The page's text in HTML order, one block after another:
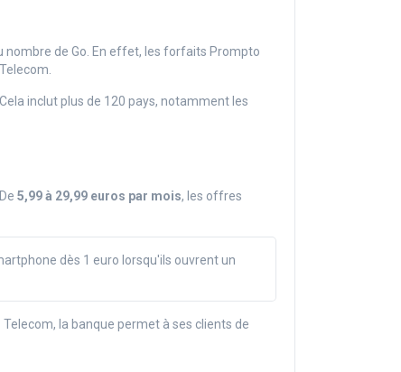
nombre de Go. En effet, les forfaits Prompto
inclut plus de 120 pays, notamment les
. De 5,99 à 29,99 euros par mois, les offres
dès 1 euro lorsqu'ils ouvrent un
la banque permet à ses clients de